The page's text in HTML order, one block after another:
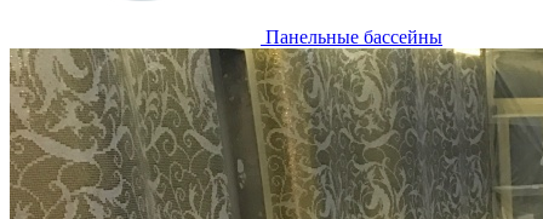
Панельные бассейны